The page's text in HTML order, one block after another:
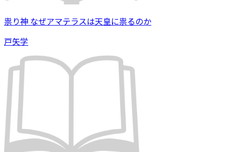
祟り神 なぜアマテラスは天皇に祟るのか
戸矢学